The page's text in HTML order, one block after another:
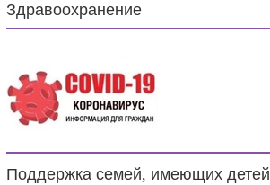
Здравоохранение
Поддержка семей, имеющих детей